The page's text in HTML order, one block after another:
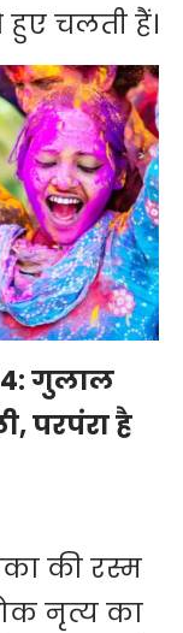
चलती हैं।
गुलाल
परपंरा है
की रस्म
नृत्य का